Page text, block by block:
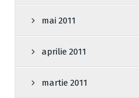
mai 2011
aprilie 2011
martie 2011